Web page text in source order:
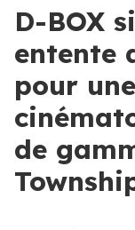
D-BOX
entente
pour
de